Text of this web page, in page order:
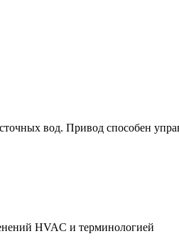
вод. Привод способен
HVAC и терминологией